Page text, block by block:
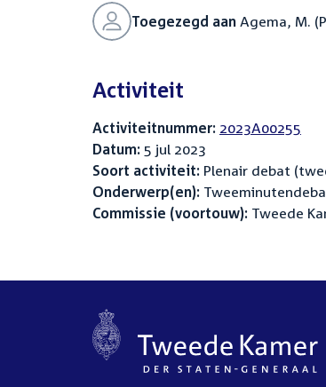
Toegezegd aan Agema, M.
Activiteit
Activiteitnummer: 2023A00255
Datum: 5 jul 2023
Soort activiteit: Plenair debat
Onderwerp(en):
Commissie (voortouw): Tweede